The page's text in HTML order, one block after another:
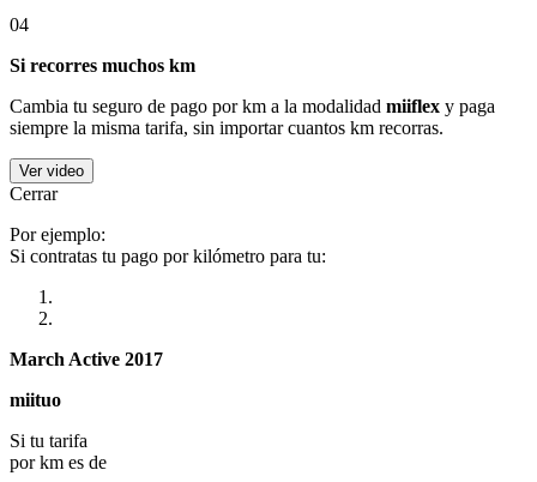
04
Si recorres muchos km
Cambia tu seguro de pago por km a la modalidad miiflex y paga
siempre la misma tarifa, sin importar cuantos km recorras.
Ver video
Cerrar
Por ejemplo:
Si contratas tu pago por kilómetro para tu:
March Active 2017
miituo
Si tu tarifa
por km es de